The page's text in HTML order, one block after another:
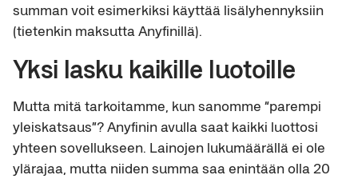
summan voit esimerkiksi käyttää lisälyhennyksiin
(tietenkin maksutta Anyfinillä).
Yksi lasku kaikille luotoille
Mutta mitä tarkoitamme, kun sanomme “parempi
yleiskatsaus”? Anyfinin avulla saat kaikki luottosi
yhteen sovellukseen. Lainojen lukumäärällä ei ole
ylärajaa, mutta niiden summa saa enintään olla 20